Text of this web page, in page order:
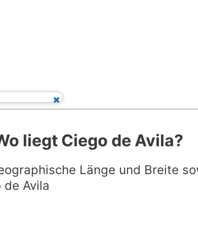
liegt Ciego de Avila?
Länge und Breite
de Avila